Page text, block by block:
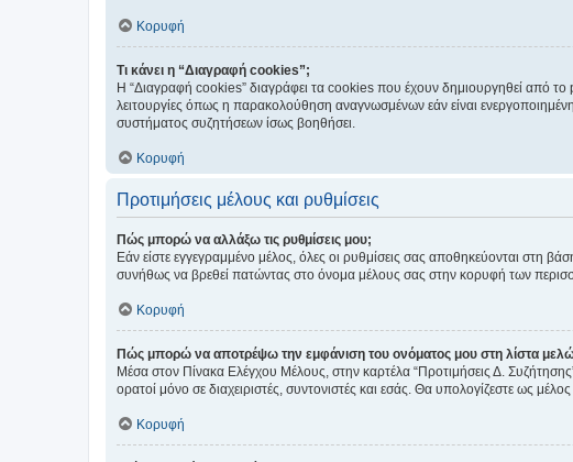
Κορυφή
Τι κάνει η “Διαγραφή cookies”;
Η “Διαγραφή cookies” διαγράφει τα cookies που έχουν δημιουργηθεί από
λειτουργίες όπως η παρακολούθηση αναγνωσμένων εάν είναι
συστήματος συζητήσεων ίσως βοηθήσει.
Κορυφή
Προτιμήσεις μέλους και ρυθμίσεις
Πώς μπορώ να αλλάξω τις ρυθμίσεις μου;
Εάν είστε εγγεγραμμένο μέλος, όλες οι ρυθμίσεις σας αποθηκεύονται στη
συνήθως να βρεθεί πατώντας στο όνομα μέλους σας στην κορυφή των
Κορυφή
Πώς μπορώ να αποτρέψω την εμφάνιση του ονόματος μου στη λίστα
Μέσα στον Πίνακα Ελέγχου Μέλους, στην καρτέλα “Προτιμήσεις Δ.
ορατοί μόνο σε διαχειριστές, συντονιστές και εσάς. Θα υπολογίζεστε ως
Κορυφή